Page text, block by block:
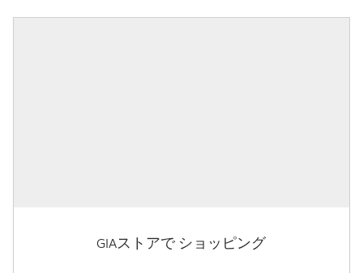
GIAストアで ショッピング